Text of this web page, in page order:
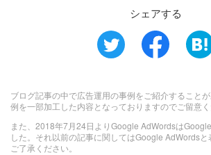
シェアする
ブログ記事の中で広告運用の事例をご紹介すること
例を一部加工した内容となっておりますのでご留意く
また、2018年7月24日よりGoogle AdWordsは
した。それ以前の記事に関してはGoogle AdWords
ご了承ください。